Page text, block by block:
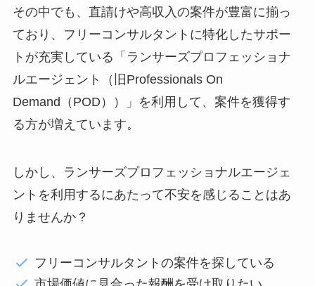
その中でも、直請けや高収入の案件が豊富に揃っ
ており、フリーコンサルタントに特化したサポー
トが充実している「ランサーズプロフェッショナ
ルエージェント（旧Professionals On
Demand（POD））」を利用して、案件を獲得す
る方が増えています。
しかし、ランサーズプロフェッショナルエージェ
ントを利用するにあたって不安を感じることはあ
りませんか？
フリーコンサルタントの案件を探している